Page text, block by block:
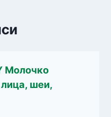
Молочко
шеи,